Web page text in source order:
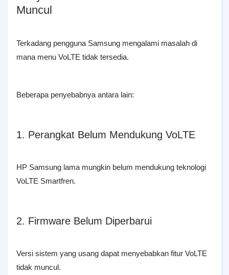
Muncul
Terkadang pengguna Samsung mengalami masalah di
mana menu VoLTE tidak tersedia.
Beberapa penyebabnya antara lain:
1. Perangkat Belum Mendukung VoLTE
HP Samsung lama mungkin belum mendukung teknologi
VoLTE Smartfren.
2. Firmware Belum Diperbarui
Versi sistem yang usang dapat menyebabkan fitur VoLTE
tidak muncul.